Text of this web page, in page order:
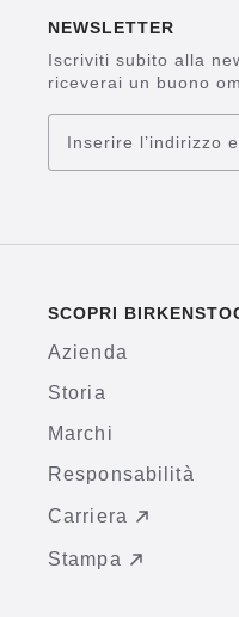
NEWSLETTER
Iscriviti subito alla
riceverai un buono
Inserire l’indirizzo
SCOPRI
Azienda
Storia
Marchi
Responsabilità
Carriera
Stampa